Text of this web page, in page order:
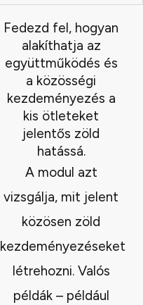
Fedezd fel, hogyan
alakíthatja az
együttműködés és
a közösségi
kezdeményezés a
kis ötleteket
jelentős zöld
hatássá.
A modul azt
vizsgálja, mit jelent
közösen zöld
kezdeményezéseket
létrehozni. Valós
példák – például